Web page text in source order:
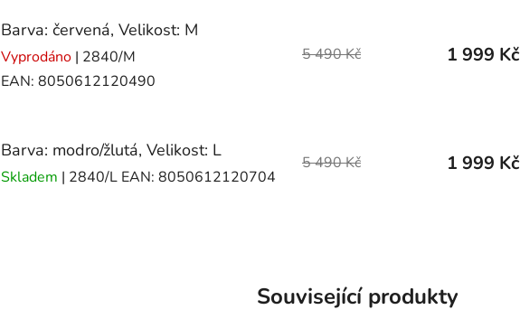
Barva: červená, Velikost: M
Vyprodáno | 2840/M
EAN: 8050612120490
5 490 Kč 1 999 Kč
Barva: modro/žlutá, Velikost: L
Skladem | 2840/L EAN: 8050612120704
5 490 Kč 1 999 Kč
Související produkty